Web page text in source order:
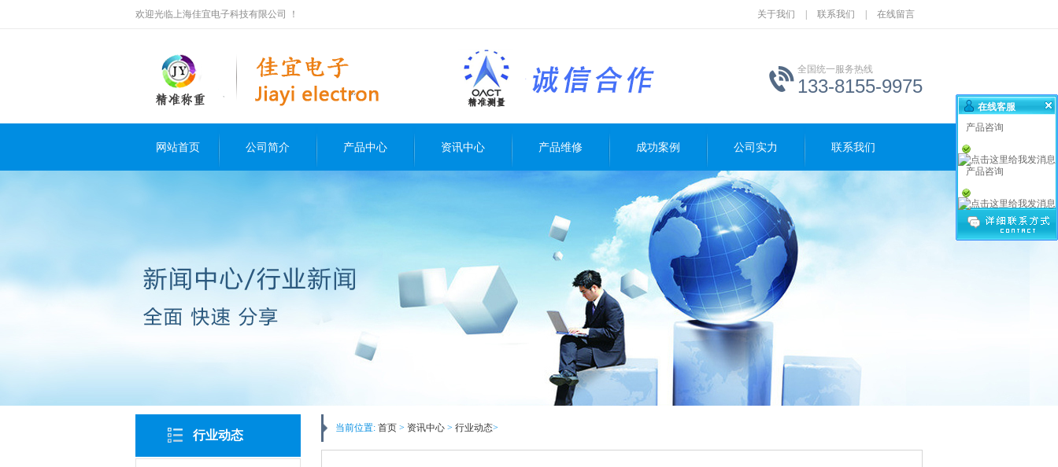
欢迎光临上海佳宜电子科技有限公司 ！ 关于我们 联系我们 在线留言
全国统一服务热线
133-8155-9975
网站首页 公司简介 产品中心 资讯中心 产品维修 成功案例 公司实力 联系我们
行业动态
当前位置: 首页 > 资讯中心 > 行业动态>
在线客服
产品咨询
产品咨询